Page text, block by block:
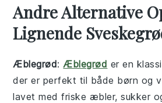
Andre Alternative
Lignende
Æblegrød: Æblegrød er en
der er perfekt til både børn og
lavet med friske æbler, sukker